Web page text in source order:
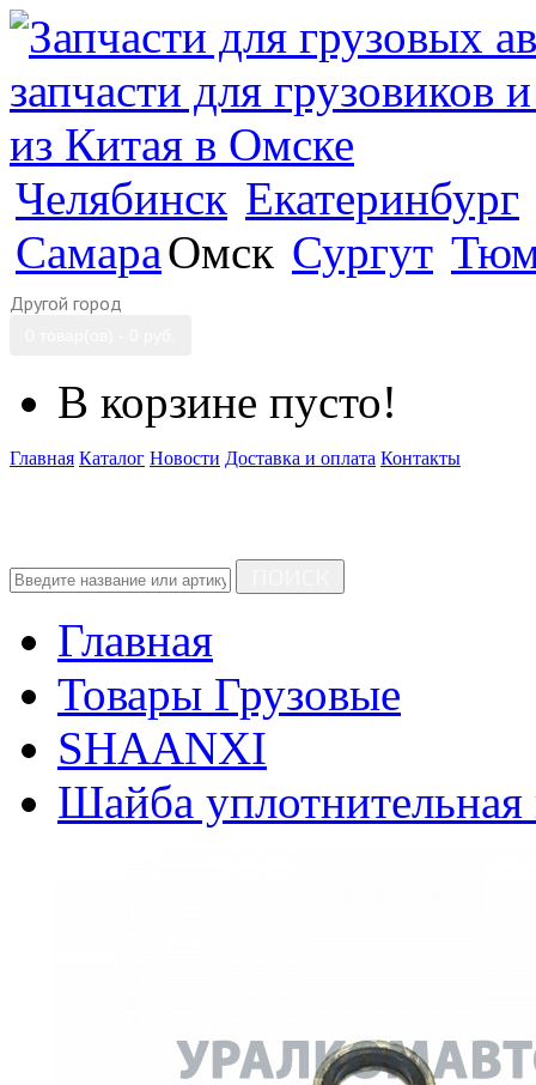
Челябинск Екатеринбург
СамараОмск Сургут
Другой город
В корзине пусто!
Главная Каталог Новости Доставка и оплата Контакты
Главная
Товары Грузовые
SHAANXI
Шайба